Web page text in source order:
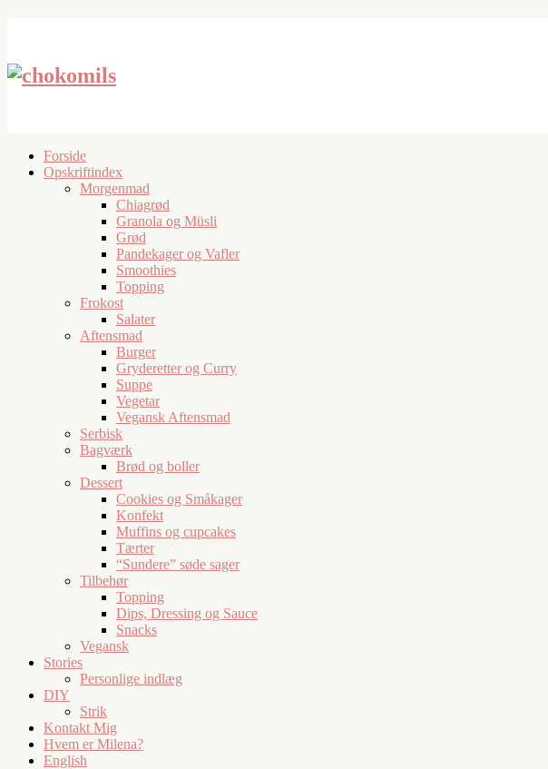
Forside
Opskriftindex
Morgenmad
Chiagrød
Granola og Müsli
Grød
Pandekager og Vafler
Smoothies
Topping
Frokost
Salater
Aftensmad
Burger
Gryderetter og Curry
Suppe
Vegetar
Vegansk Aftensmad
Serbisk
Bagværk
Brød og boller
Dessert
Cookies og Småkager
Konfekt
Muffins og cupcakes
Tærter
“Sundere” søde sager
Tilbehør
Topping
Dips, Dressing og Sauce
Snacks
Vegansk
Stories
Personlige indlæg
DIY
Strik
Kontakt Mig
Hvem er Milena?
English